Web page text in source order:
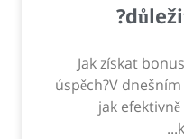
Jak získat
úspěch?V
jak